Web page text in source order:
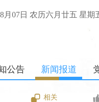
月07日 农历六月廿五 星期
公告 新闻报道
相关